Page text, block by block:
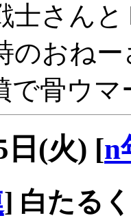
士さん
のおね
骨ウマ
日(火) [n
] 白たる